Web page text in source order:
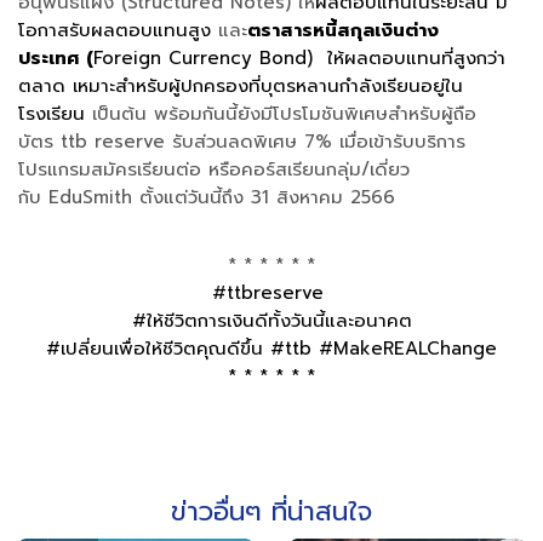
โอกาสรับผลตอบแทนสูง และตราสารหนี้สกุลเงินต่าง
ประเทศ (Foreign Currency Bond) ให้ผลตอบแทนที่สูงกว่า
ตลาด เหมาะสำหรับผู้ปกครองที่บุตรหลานกำลังเรียนอยู่ใน
โรงเรียน เป็นต้น พร้อมกันนี้ยังมีโปรโมชันพิเศษสำหรับผู้ถือ
บัตร ttb reserve รับส่วนลดพิเศษ 7% เมื่อเข้ารับบริการ
โปรแกรมสมัครเรียนต่อ หรือคอร์สเรียนกลุ่ม/เดี่ยว
กับ EduSmith ตั้งแต่วันนี้ถึง 31 สิงหาคม 2566
* * * * * *
#ttbreserve
#ให้ชีวิตการเงินดีทั้งวันนี้และอนาคต
#เปลี่ยนเพื่อให้ชีวิตคุณดีขึ้น #ttb #MakeREALChange
* * * * * *
ข่าวอื่นๆ ที่น่าสนใจ